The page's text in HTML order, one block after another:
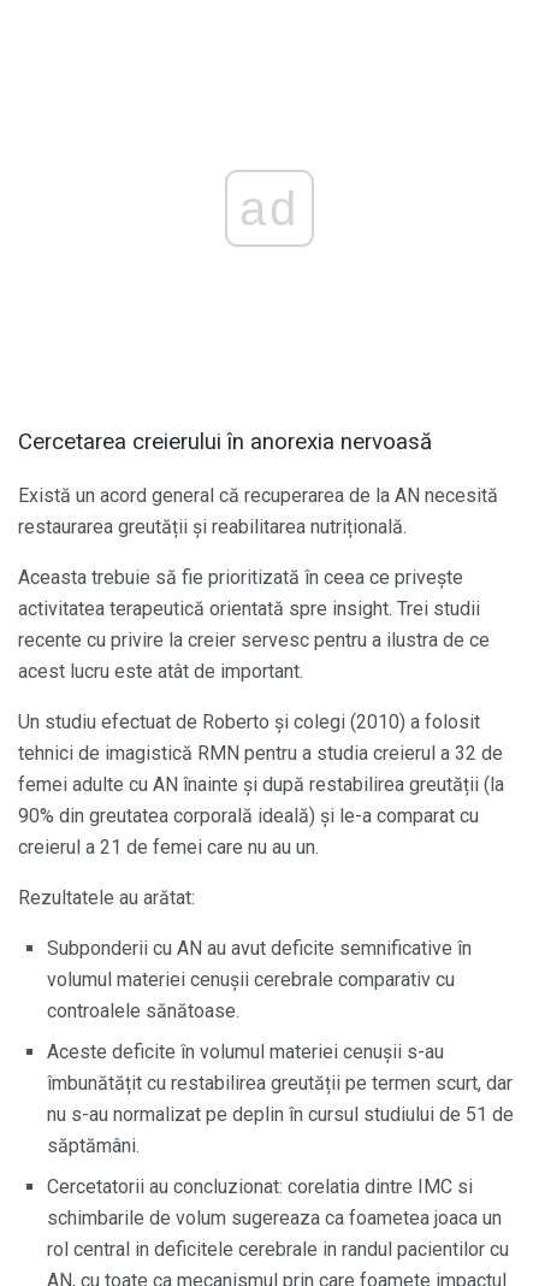
ad
Cercetarea creierului în anorexia nervoasă
Există un acord general că recuperarea de la AN necesită
restaurarea greutății și reabilitarea nutrițională.
Aceasta trebuie să fie prioritizată în ceea ce privește
activitatea terapeutică orientată spre insight. Trei studii
recente cu privire la creier servesc pentru a ilustra de ce
acest lucru este atât de important.
Un studiu efectuat de Roberto și colegi (2010) a folosit
tehnici de imagistică RMN pentru a studia creierul a 32 de
femei adulte cu AN înainte și după restabilirea greutății (la
90% din greutatea corporală ideală) și le-a comparat cu
creierul a 21 de femei care nu au un.
Rezultatele au arătat:
Subponderii cu AN au avut deficite semnificative în
volumul materiei cenușii cerebrale comparativ cu
controalele sănătoase.
Aceste deficite în volumul materiei cenușii s-au
îmbunătățit cu restabilirea greutății pe termen scurt, dar
nu s-au normalizat pe deplin în cursul studiului de 51 de
săptămâni.
Cercetatorii au concluzionat: corelatia dintre IMC si
schimbarile de volum sugereaza ca foametea joaca un
rol central in deficitele cerebrale in randul pacientilor cu
AN, cu toate ca mecanismul prin care foamete impactul